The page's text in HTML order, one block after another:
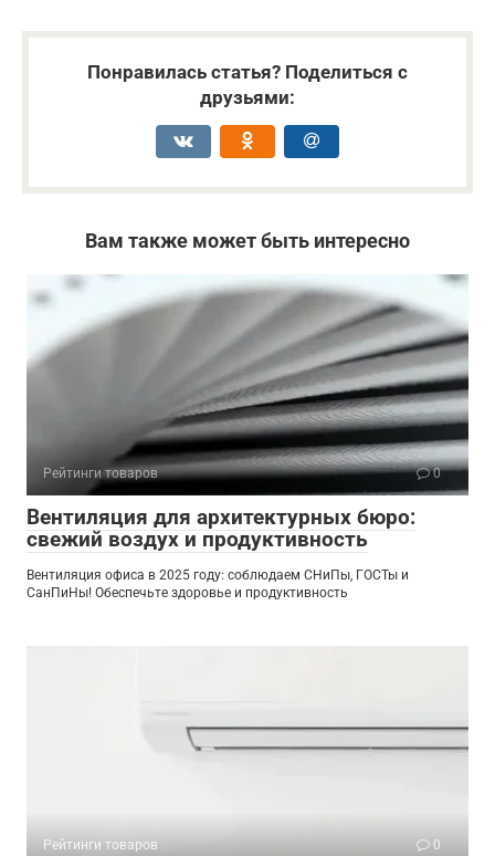
Понравилась статья? Поделиться с
друзьями:
Вам также может быть интересно
Рейтинги товаров 0
Вентиляция для архитектурных бюро:
свежий воздух и продуктивность
Вентиляция офиса в 2025 году: соблюдаем СНиПы, ГОСТы и
СанПиНы! Обеспечьте здоровье и продуктивность
Рейтинги товаров 0